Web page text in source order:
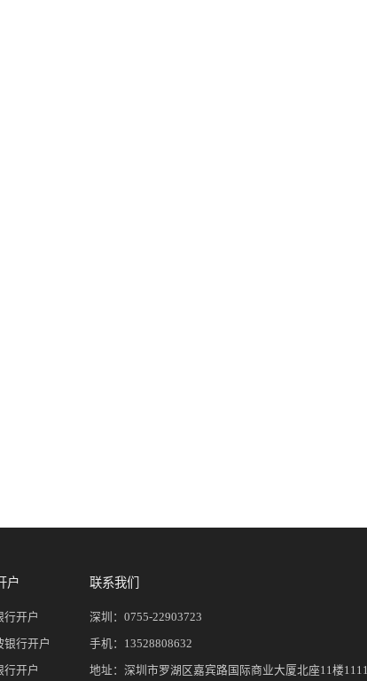
户
行开户
银行开户
行开户
联系我们
深圳：0755-22903723
手机： 13528808632
地址：深圳市罗湖区嘉宾路国际商业大厦北座11楼1111